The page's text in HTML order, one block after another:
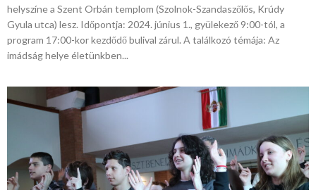
helyszíne a Szent Orbán templom (Szolnok-Szandaszőlős, Krúdy
Gyula utca) lesz. Időpontja: 2024. június 1., gyülekező 9:00-tól, a
program 17:00-kor kezdődő bulival zárul. A találkozó témája: Az
imádság helye életünkben...